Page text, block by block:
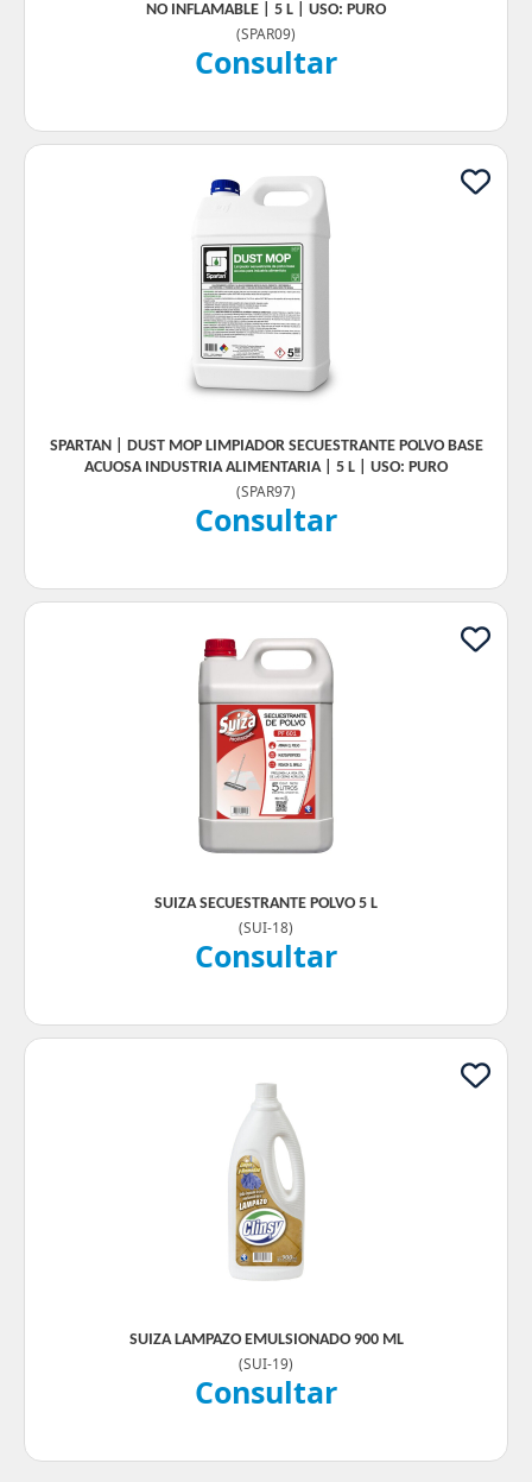
NO INFLAMABLE | 5 L | USO: PURO
(SPAR09)
Consultar
SPARTAN | DUST MOP LIMPIADOR SECUESTRANTE POLVO BASE
ACUOSA INDUSTRIA ALIMENTARIA | 5 L | USO: PURO
(SPAR97)
Consultar
SUIZA SECUESTRANTE POLVO 5 L
(SUI-18)
Consultar
SUIZA LAMPAZO EMULSIONADO 900 ML
(SUI-19)
Consultar